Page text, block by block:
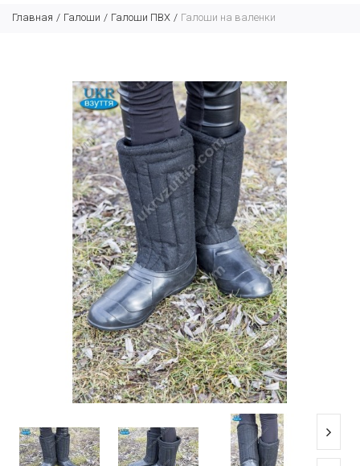
Главная Галоши Галоши ПВХ Галоши на валенки